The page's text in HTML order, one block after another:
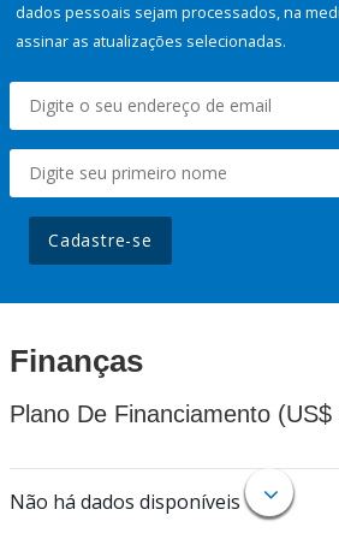
dados pessoais sejam processados, na
assinar as atualizações selecionadas.
Cadastre-se
Finanças
Plano De Financiamento (US$
Não há dados disponíveis